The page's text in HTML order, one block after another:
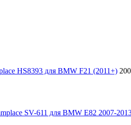
HS8393 для BMW F21 (2011+)
SV-611 для BMW E82 2007-